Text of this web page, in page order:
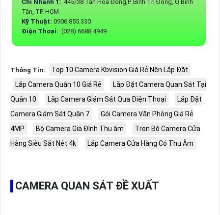
Chi Nhánh 1: 445/38 Tân Hòa Đông,P. Bình Trị Đông, Q.Bình
Tân, TP. HCM
Kỹ Thuật: 0906.855.330
Điện Thoại: (028) 6688.4949
Thông Tin:
Top 10 Camera Kbvision Giá Rẻ Nên Lắp Đặt
Lắp Camera Quận 10 Giá Rẻ
Lắp Đặt Camera Quan Sát Tại
Quận 10
Lắp Camera Giám Sát Qua Điện Thoại
Lắp Đặt
Camera Giám Sát Quận 7
Gói Camera Văn Phòng Giá Rẻ
4MP
Bộ Camera Gia Đình Thu âm
Trọn Bộ Camera Cửa
Hàng Siêu Sắt Nét 4k
Lắp Camera Cửa Hàng Có Thu Âm
CAMERA QUAN SÁT ĐỀ XUẤT